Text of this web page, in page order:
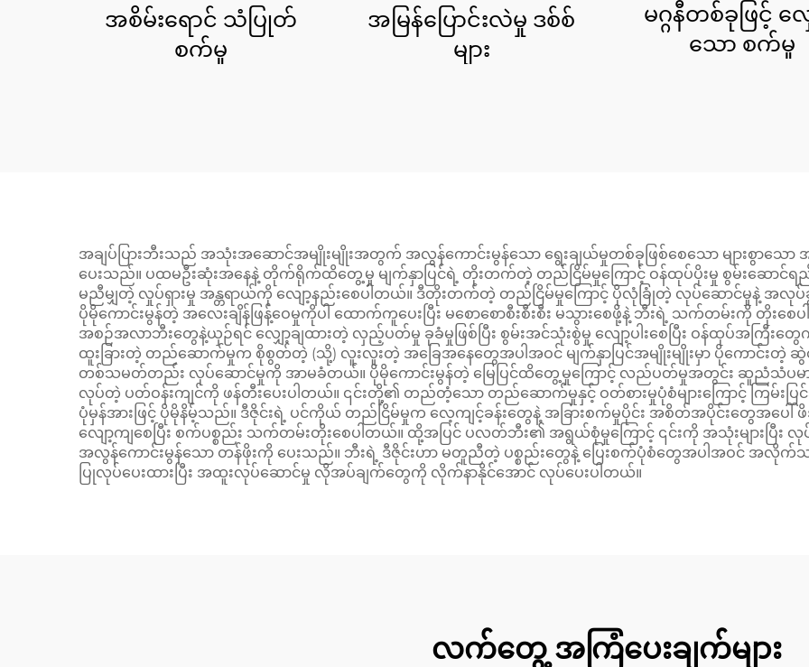
အစိမ်းရောင် သံပြုတ်
စက်မှု
အမြန်ပြောင်းလဲမှု ဒစ်စ်
များ
မဂ္ဂနီတစ်ခုဖြင့် လှ
သော စက်မှု
အချပ်ပြားဘီးသည် အသုံးအဆောင်အမျိုးမျိုးအတွက် အလွန်ကောင်းမွန်သော ရွေးချယ်မှုတစ်ခုဖြစ်စေသော များစွာသော အ
ပေးသည်။ ပထမဦးဆုံးအနေနဲ့ တိုက်ရိုက်ထိတွေ့မှု မျက်နှာပြင်ရဲ့ တိုးတက်တဲ့ တည်ငြိမ်မှုကြောင့် ဝန်ထုပ်ပိုးမှု စွမ်းဆောင်
မညီမျှတဲ့ လှုပ်ရှားမှု အန္တရာယ်ကို လျော့နည်းစေပါတယ်။ ဒီတိုးတက်တဲ့ တည်ငြိမ်မှုကြောင့် ပိုလုံခြုံတဲ့ လုပ်ဆောင်မှုနဲ့ အလု
ပိုမိုကောင်းမွန်တဲ့ အလေးချိန်ဖြန့်ဝေမှုကိုပါ ထောက်ကူပေးပြီး မစောစောစီးစီးစီး မသွားစေဖို့နဲ့ ဘီးရဲ့ သက်တမ်းကို တိုး
အစဉ်အလာဘီးတွေနဲ့ယှဉ်ရင် လျှော့ချထားတဲ့ လှည့်ပတ်မှု ခုခံမှုဖြစ်ပြီး စွမ်းအင်သုံးစွဲမှု လျော့ပါးစေပြီး ဝန်ထုပ်အကြီ
ထူးခြားတဲ့ တည်ဆောက်မှုက စိုစွတ်တဲ့ (သို့) လူးလူးတဲ့ အခြေအနေတွေအပါအဝင် မျက်နှာပြင်အမျိုးမျိုးမှာ ပိုကောင်းတဲ့ ဆွဲင
တစ်သမတ်တည်း လုပ်ဆောင်မှုကို အာမခံတယ်။ ပိုမိုကောင်းမွန်တဲ့ မြေပြင်ထိတွေ့မှုကြောင့် လည်ပတ်မှုအတွင်း ဆူညံသံပ
လုပ်တဲ့ ပတ်ဝန်းကျင်ကို ဖန်တီးပေးပါတယ်။ ၎င်းတို့၏ တည်တံ့သော တည်ဆောက်မှုနှင့် ဝတ်စားမှုပုံစံများကြောင့် ကြမ်းပြင်
ပုံမှန်အားဖြင့် ပိုမိုနိမ့်သည်။ ဒီဇိုင်းရဲ့ ပင်ကိုယ် တည်ငြိမ်မှုက လေ့ကျင့်ခန်းတွေနဲ့ အခြားစက်မှုပိုင်း အစိတ်အပိုင်းတွေအပေါ် ဖိအ
လျော့ကျစေပြီး စက်ပစ္စည်း သက်တမ်းတိုးစေပါတယ်။ ထို့အပြင် ပလတ်ဘီး၏ အရွယ်စုံမှုကြောင့် ၎င်းကို အသုံးများပြီး လုပ်
အလွန်ကောင်းမွန်သော တန်ဖိုးကို ပေးသည်။ ဘီးရဲ့ ဒီဇိုင်းဟာ မတူညီတဲ့ ပစ္စည်းတွေနဲ့ ပြေးစက်ပုံစံတွေအပါအဝင် အလိုက်သ
ပြုလုပ်ပေးထားပြီး အထူးလုပ်ဆောင်မှု လိုအပ်ချက်တွေကို လိုက်နာနိုင်အောင် လုပ်ပေးပါတယ်။
လက်တွေ့ အကြံပေးချက်များ